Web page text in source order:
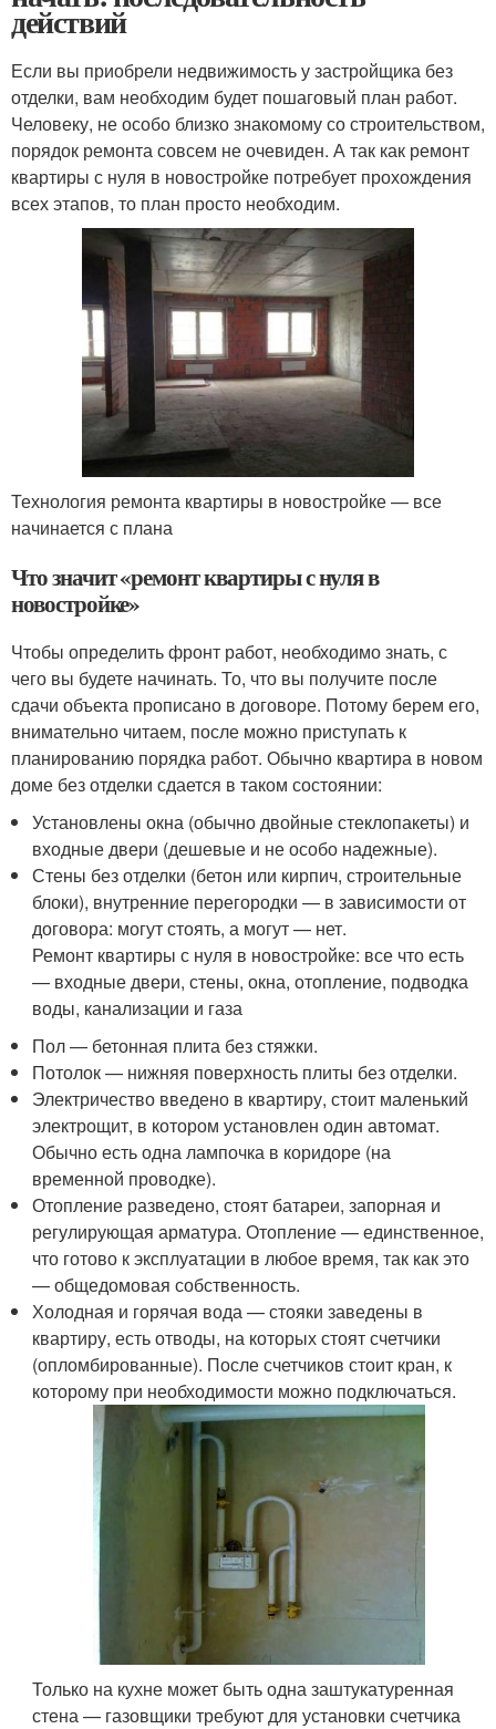
действий
Если вы приобрели недвижимость у застройщика без
отделки, вам необходим будет пошаговый план работ.
Человеку, не особо близко знакомому со строительством,
порядок ремонта совсем не очевиден. А так как ремонт
квартиры с нуля в новостройке потребует прохождения
всех этапов, то план просто необходим.
Технология ремонта квартиры в новостройке — все
начинается с плана
Что значит «ремонт квартиры с нуля в
новостройке»
Чтобы определить фронт работ, необходимо знать, с
чего вы будете начинать. То, что вы получите после
сдачи объекта прописано в договоре. Потому берем его,
внимательно читаем, после можно приступать к
планированию порядка работ. Обычно квартира в новом
доме без отделки сдается в таком состоянии:
Установлены окна (обычно двойные стеклопакеты) и
входные двери (дешевые и не особо надежные).
Стены без отделки (бетон или кирпич, строительные
блоки), внутренние перегородки — в зависимости от
договора: могут стоять, а могут — нет.
Ремонт квартиры с нуля в новостройке: все что есть
— входные двери, стены, окна, отопление, подводка
воды, канализации и газа
Пол — бетонная плита без стяжки.
Потолок — нижняя поверхность плиты без отделки.
Электричество введено в квартиру, стоит маленький
электрощит, в котором установлен один автомат.
Обычно есть одна лампочка в коридоре (на
временной проводке).
Отопление разведено, стоят батареи, запорная и
регулирующая арматура. Отопление — единственное,
что готово к эксплуатации в любое время, так как это
— общедомовая собственность.
Холодная и горячая вода — стояки заведены в
квартиру, есть отводы, на которых стоят счетчики
(опломбированные). После счетчиков стоит кран, к
которому при необходимости можно подключаться.
Только на кухне может быть одна заштукатуренная
стена — газовщики требуют для установки счетчика